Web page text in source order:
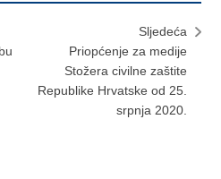
Sljedeća
Priopćenje za medije
Stožera civilne zaštite
Republike Hrvatske od 25.
srpnja 2020.